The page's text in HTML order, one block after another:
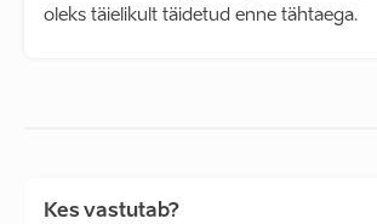
oleks täielikult täidetud enne tähtaega.
Kes vastutab?